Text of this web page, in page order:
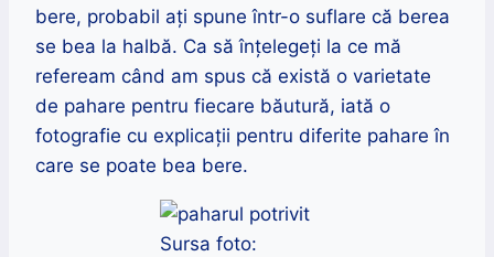
bere, probabil ați spune într-o suflare că berea
se bea la halbă. Ca să înțelegeți la ce mă
refeream când am spus că există o varietate
de pahare pentru fiecare băutură, iată o
fotografie cu explicații pentru diferite pahare în
care se poate bea bere.
Sursa foto: